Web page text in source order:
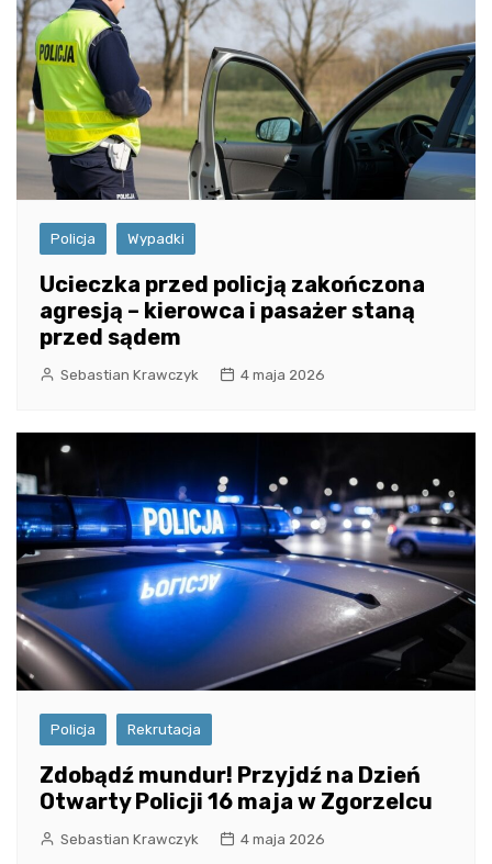
Policja Wypadki
Ucieczka przed policją zakończona
agresją – kierowca i pasażer staną
przed sądem
Sebastian Krawczyk 4 maja 2026
Policja Rekrutacja
Zdobądź mundur! Przyjdź na Dzień
Otwarty Policji 16 maja w Zgorzelcu
Sebastian Krawczyk 4 maja 2026